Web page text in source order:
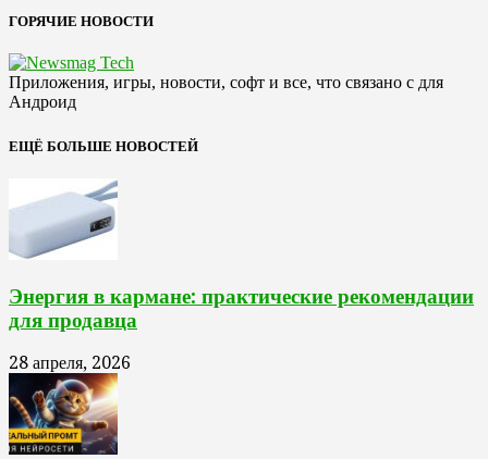
ГОРЯЧИЕ НОВОСТИ
Приложения, игры, новости, софт и все, что связано с для
Андроид
ЕЩЁ БОЛЬШЕ НОВОСТЕЙ
Энергия в кармане: практические рекомендации
для продавца
28 апреля, 2026